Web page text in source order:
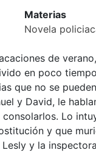
Materias
Novela
de
en poco
que no se
y David, le
Lo
y que
y la